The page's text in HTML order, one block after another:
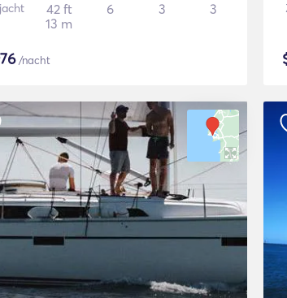
42 ft
13 m
6 3 3
/nacht